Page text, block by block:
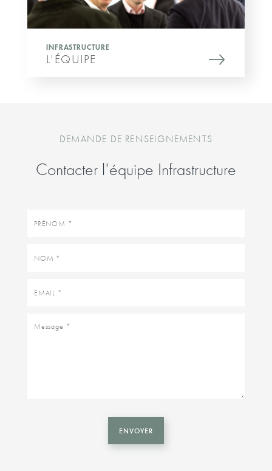
INFRASTRUCTURE
L'ÉQUIPE
DEMANDE DE RENSEIGNEMENTS
Contacter l'équipe Infrastructure
Prénom
Nom
Email
Message
ENVOYER